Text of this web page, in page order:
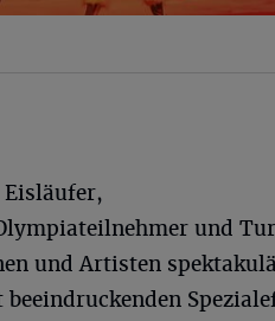
und
und Artisten